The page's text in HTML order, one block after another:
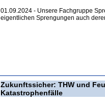
01.09.2024 - Unsere Fachgruppe
eigentlichen Sprengungen auch
Zukunftssicher: THW und
Katastrophenfälle